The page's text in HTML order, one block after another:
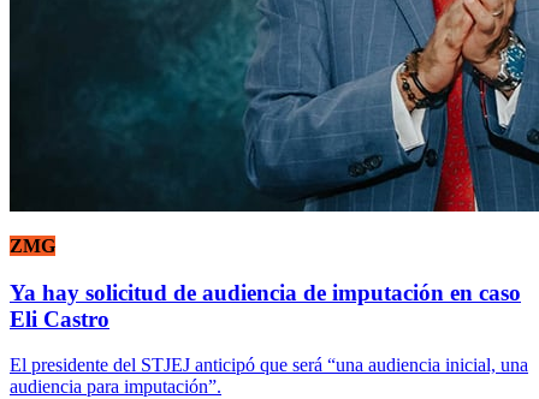
ZMG
Ya hay solicitud de audiencia de imputación en caso
Eli Castro
El presidente del STJEJ anticipó que será “una audiencia inicial, una
audiencia para imputación”.